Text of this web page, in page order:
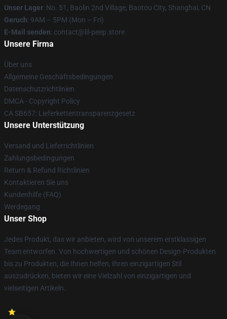
Unser Lager: No. 51, Baolin 2nd Village, Baotou City, Shanghai, CN
Geruch: 9AM – 5PM (Mon – Fri)
E-Mail senden: contact@lil-peep.store
Unsere Firma
Über uns
Allgemeine Geschäftsbedingungen
Datenschutzrichtlinien
DMCA - Copyright Policy
CA SB657: Lieferkettentransparenzgesetz
Unsere Unterstützung
Versand und Lieferrichtlinien
Zahlungsbedingungen
Return & Refund Richtlinien
Kontaktieren Sie uns
Kundenhilfe (FAQ)
Werdegang
Unser Shop
Jedes Produkt, das wir anbieten, wird von unserem erstklassigen
Team entworfen. Von hochwertigen und schönen Design-Produkten
bis zu Produkten, die Ihnen helfen, Ihren einzigartigen Stil
auszudrücken, bieten wir eine Vielzahl von einzigartigen und
vielseitigen Artikeln.